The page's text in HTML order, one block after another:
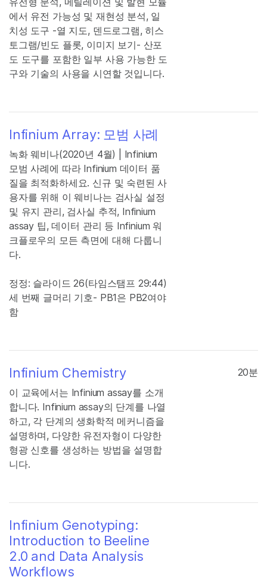
에서 유전 가능성 및 재현성 분석, 일
치성 도구 -열 지도, 덴드로그램, 히스
토그램/빈도 플롯, 이미지 보기- 산포
도 도구를 포함한 일부 사용 가능한 도
구와 기술의 사용을 시연할 것입니다.
Infinium Array: 모범 사례
녹화 웨비나(2020년 4월) | Infinium
모범 사례에 따라 Infinium 데이터 품
질을 최적화하세요. 신규 및 숙련된 사
용자를 위해 이 웨비나는 검사실 설정
및 유지 관리, 검사실 추적, Infinium
assay 팁, 데이터 관리 등 Infinium 워
크플로우의 모든 측면에 대해 다룹니
다.
정정: 슬라이드 26(타임스탬프 29:44)
세 번째 글머리 기호- PB1은 PB2여야
함
Infinium Chemistry
이 교육에서는 Infinium assay를 소개
합니다. Infinium assay의 단계를 나열
하고, 각 단계의 생화학적 메커니즘을
설명하며, 다양한 유전자형이 다양한
형광 신호를 생성하는 방법을 설명합
니다.
20분
Infinium Genotyping:
Introduction to Beeline
2.0 and Data Analysis
Workflows